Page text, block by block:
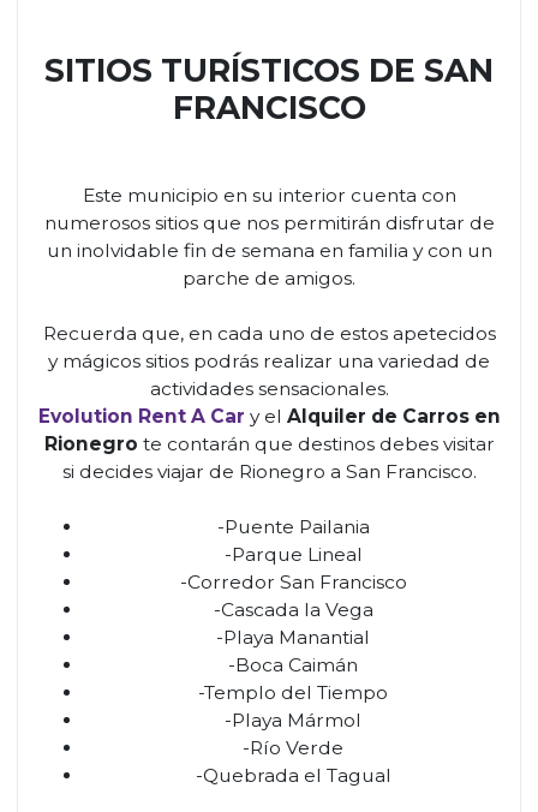
SITIOS TURÍSTICOS DE SAN
FRANCISCO
Este municipio en su interior cuenta con
numerosos sitios que nos permitirán disfrutar de
un inolvidable fin de semana en familia y con un
parche de amigos.
Recuerda que, en cada uno de estos apetecidos
y mágicos sitios podrás realizar una variedad de
actividades sensacionales.
Evolution Rent A Car y el Alquiler de Carros en
Rionegro te contarán que destinos debes visitar
si decides viajar de Rionegro a San Francisco.
-Puente Pailania
-Parque Lineal
-Corredor San Francisco
-Cascada la Vega
-Playa Manantial
-Boca Caimán
-Templo del Tiempo
-Playa Mármol
-Río Verde
-Quebrada el Tagual